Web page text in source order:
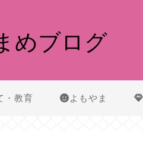
めブログ
・教育 よもやま